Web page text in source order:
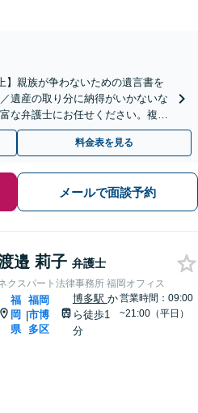
】親族が争わないための遺言書を
遺産の取り分に納得がいかないな
な弁護士にお任せください。複雑
きます。
料金表を見る
メールで面談予約
邉 莉子 弁護士
クスパート法律事務所 福岡オフィス
福
岡
県
|
福岡
市博
多区
博多駅 か
ら徒歩1
分
営業時間：09:00
~21:00（平日）